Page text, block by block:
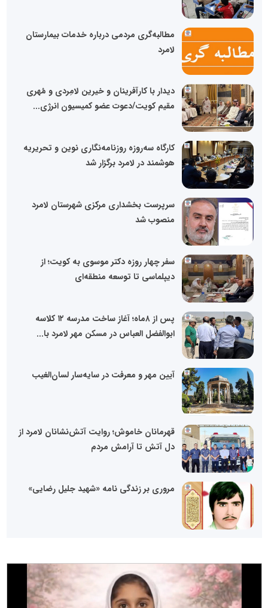
مطالبه‌گری مردمی درباره خدمات بیمارستان
لامرد
دیدار با کارآفرینان و خیرین لامِردی و مُهری
مقیم کویت/دعوت عضو کمیسیون انرژی...
کارگاه سه‌روزه روزنامه‌نگاری نوین و تحریریه
هوشمند در لامرد برگزار شد
سرپرست بخشداری مرکزی شهرستان لامرد
منصوب شد
سفر چهار روزه دکتر موسوی به کویت؛ از
دیپلماسی تا توسعه منطقه‌ای
پس از ۸ماه؛ آغاز ساخت مدرسه ۱۲ کلاسه
ابوالفضل العباس در مسکن مهر لامرد با...
آیین مهر و معرفت در سایه‌سار لسان‌الغیب
قهرمانان خاموش؛ روایت آتش‌نشانان لامرد از
دل آتش تا آرامش مردم
مروری بر زندگی نامه «شهید جلیل رضایی»